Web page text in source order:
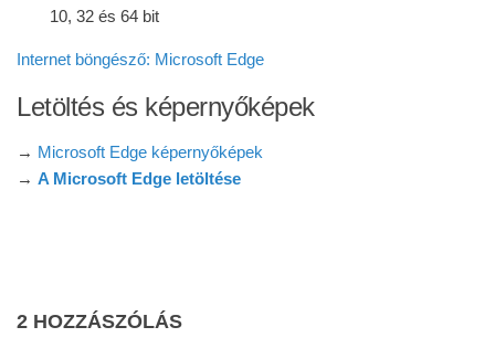
10, 32 és 64 bit
Internet böngésző: Microsoft Edge
Letöltés és képernyőképek
→ Microsoft Edge képernyőképek
→ A Microsoft Edge letöltése
2 HOZZÁSZÓLÁS